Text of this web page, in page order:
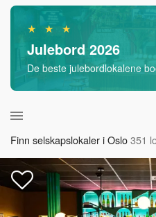
★ ★ ★
Julebord 2026
De beste julebordlokalene
Finn selskapslokaler i Oslo351